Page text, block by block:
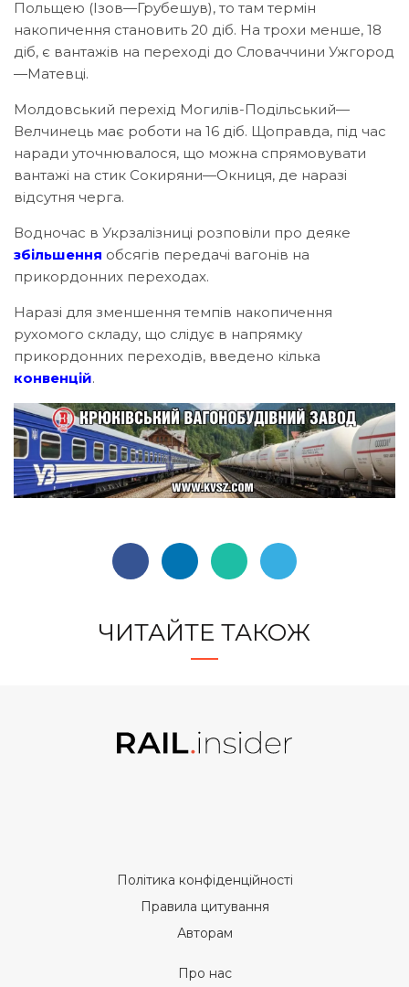
Польщею (Ізов—Грубешув), то там термін
накопичення становить 20 діб. На трохи менше, 18
діб, є вантажів на переході до Словаччини Ужгород
—Матевці.
Молдовський перехід Могилів-Подільський—
Велчинець має роботи на 16 діб. Щоправда, під час
наради уточнювалося, що можна спрямовувати
вантажі на стик Сокиряни—Окниця, де наразі
відсутня черга.
Водночас в Укрзалізниці розповіли про деяке
збільшення обсягів передачі вагонів на
прикордонних переходах.
Наразі для зменшення темпів накопичення
рухомого складу, що слідує в напрямку
прикордонних переходів, введено кілька
конвенцій.
ЧИТАЙТЕ ТАКОЖ
Політика конфіденційності
Правила цитування
Авторам
Про нас